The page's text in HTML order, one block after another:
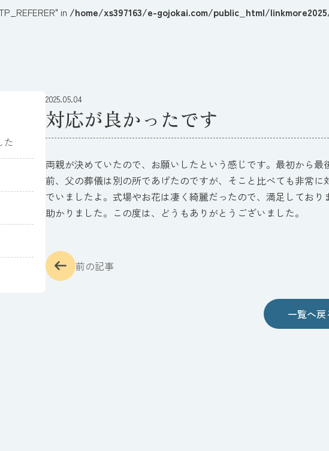
in /home/xs397163/e-gojokai.com/public_html/
た
2025.05.04
対応が良かったです
両親が決めていたので、お願いしたという感じです。最初から
前、父の葬儀は別の所であげたのですが、そこと比べても非常
でいましたよ。式場やお花は凄く綺麗だったので、満足しており
助かりました。この度は、どうもありがとうございました。
前の記事
一覧へ戻